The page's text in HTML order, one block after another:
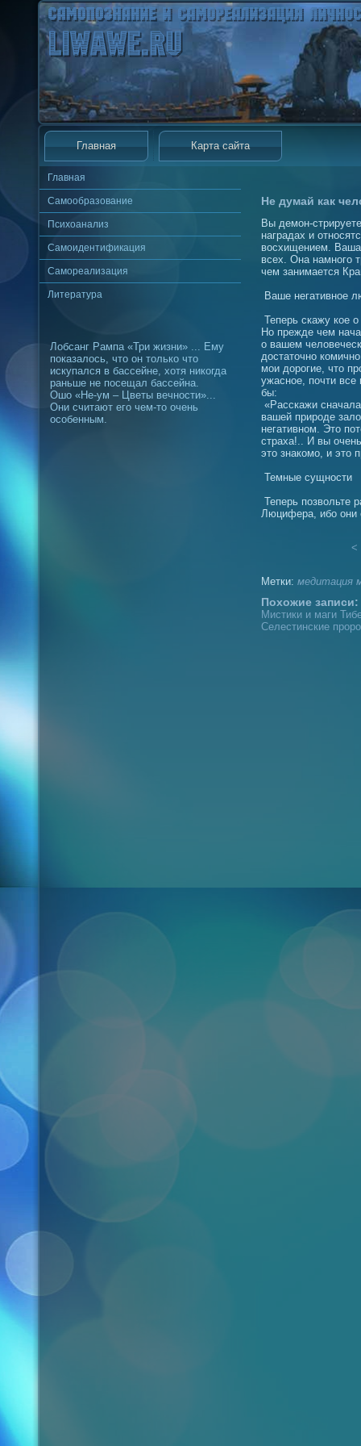
Главная Карта сайта
Главная
Самообразование
Психоанализ
Самоидентификация
Самореализация
Литература
Лобсанг Рампа «Три жизни» ... Ему
показалось, что он только что
искупался в бассейне, хотя никогда
раньше не посещал бассейна.
Ошо «Не-ум – Цветы вечности»...
Они считают его чем-то очень
особенным.
Не думай как
Вы демон-
наградах и
восхищением.
всех. Она намного
чем занимается
Ваше негативное
Теперь скажу кое
Но прежде чем
о вашем
достаточно
мои дорогие, что
ужасное, почти все
бы:
«Расскажи
вашей природе
негативном. Это
страха!.. И вы
это знакомо, и это
Темные сущности
Теперь позвольте
Люцифера, ибо они
<
Метки: медитация
Похожие записи:
Мистики и маги
Селестинские